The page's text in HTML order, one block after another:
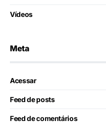
Vídeos
Meta
Acessar
Feed de posts
Feed de comentários